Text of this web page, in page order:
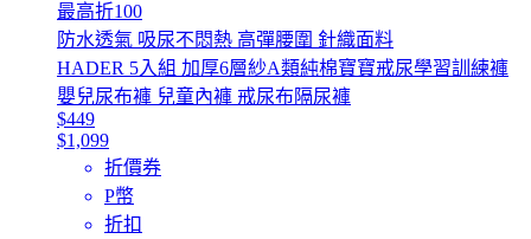
最高折100
防水透氣 吸尿不悶熱 高彈腰圍 針織面料
HADER 5入組 加厚6層紗A類純棉寶寶戒尿學習訓練褲
嬰兒尿布褲 兒童內褲 戒尿布隔尿褲
$449
$1,099
折價券
P幣
折扣